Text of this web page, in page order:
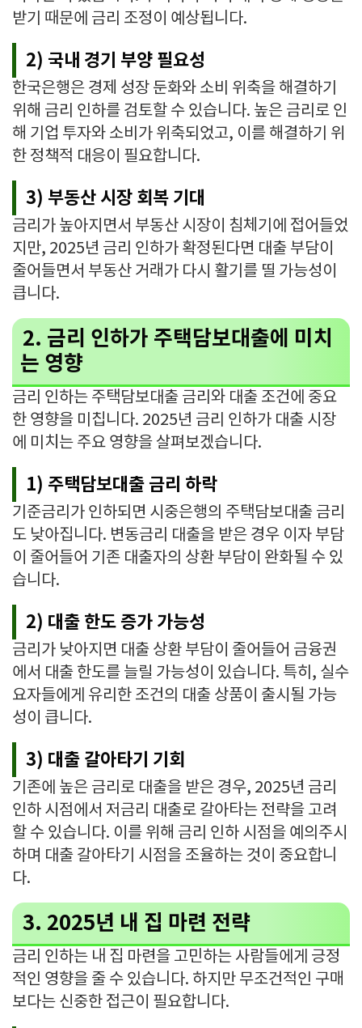
받기 때문에 금리 조정이 예상됩니다.
2) 국내 경기 부양 필요성
한국은행은 경제 성장 둔화와 소비 위축을 해결하기
위해 금리 인하를 검토할 수 있습니다. 높은 금리로 인
해 기업 투자와 소비가 위축되었고, 이를 해결하기 위
한 정책적 대응이 필요합니다.
3) 부동산 시장 회복 기대
금리가 높아지면서 부동산 시장이 침체기에 접어들었
지만, 2025년 금리 인하가 확정된다면 대출 부담이
줄어들면서 부동산 거래가 다시 활기를 띨 가능성이
큽니다.
2. 금리 인하가 주택담보대출에 미치
는 영향
금리 인하는 주택담보대출 금리와 대출 조건에 중요
한 영향을 미칩니다. 2025년 금리 인하가 대출 시장
에 미치는 주요 영향을 살펴보겠습니다.
1) 주택담보대출 금리 하락
기준금리가 인하되면 시중은행의 주택담보대출 금리
도 낮아집니다. 변동금리 대출을 받은 경우 이자 부담
이 줄어들어 기존 대출자의 상환 부담이 완화될 수 있
습니다.
2) 대출 한도 증가 가능성
금리가 낮아지면 대출 상환 부담이 줄어들어 금융권
에서 대출 한도를 늘릴 가능성이 있습니다. 특히, 실수
요자들에게 유리한 조건의 대출 상품이 출시될 가능
성이 큽니다.
3) 대출 갈아타기 기회
기존에 높은 금리로 대출을 받은 경우, 2025년 금리
인하 시점에서 저금리 대출로 갈아타는 전략을 고려
할 수 있습니다. 이를 위해 금리 인하 시점을 예의주시
하며 대출 갈아타기 시점을 조율하는 것이 중요합니
다.
3. 2025년 내 집 마련 전략
금리 인하는 내 집 마련을 고민하는 사람들에게 긍정
적인 영향을 줄 수 있습니다. 하지만 무조건적인 구매
보다는 신중한 접근이 필요합니다.